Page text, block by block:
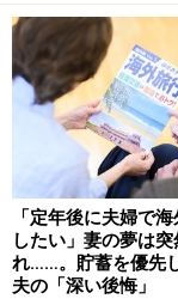
いました。私も
二人はすっかり
んの家に泊まる
で一緒に住まな
互いに夢を
「互いに子ども
面倒。一緒に住
「定年後に夫婦で
したい」妻の夢は突
れ……。貯蓄を優先
夫の「深い後悔」